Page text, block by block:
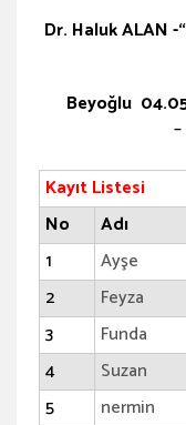
Dr. Haluk ALAN
Beyoğlu
Kayıt Listesi
No
Adı
1
Ayşe
2
Feyza
3
Funda
4
Suzan
5
nermin